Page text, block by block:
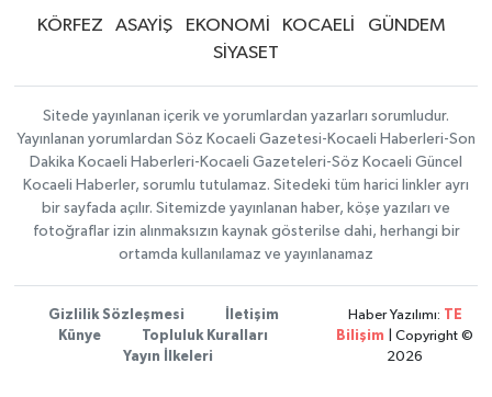
KÖRFEZ ASAYİŞ EKONOMİ KOCAELİ
GÜNDEM
SİYASET
Sitede yayınlanan içerik ve yorumlardan yazarları sorumludur.
Yayınlanan yorumlardan Söz Kocaeli Gazetesi-Kocaeli Haberleri-Son
Dakika Kocaeli Haberleri-Kocaeli Gazeteleri-Söz Kocaeli Güncel
Kocaeli Haberler, sorumlu tutulamaz. Sitedeki tüm harici linkler ayrı
bir sayfada açılır. Sitemizde yayınlanan haber, köşe yazıları ve
fotoğraflar izin alınmaksızın kaynak gösterilse dahi, herhangi bir
ortamda kullanılamaz ve yayınlanamaz
Gizlilik Sözleşmesi
İletişim
Künye
Topluluk Kuralları
Yayın İlkeleri
Haber Yazılımı:
TE
Bilişim | Copyright ©
2026